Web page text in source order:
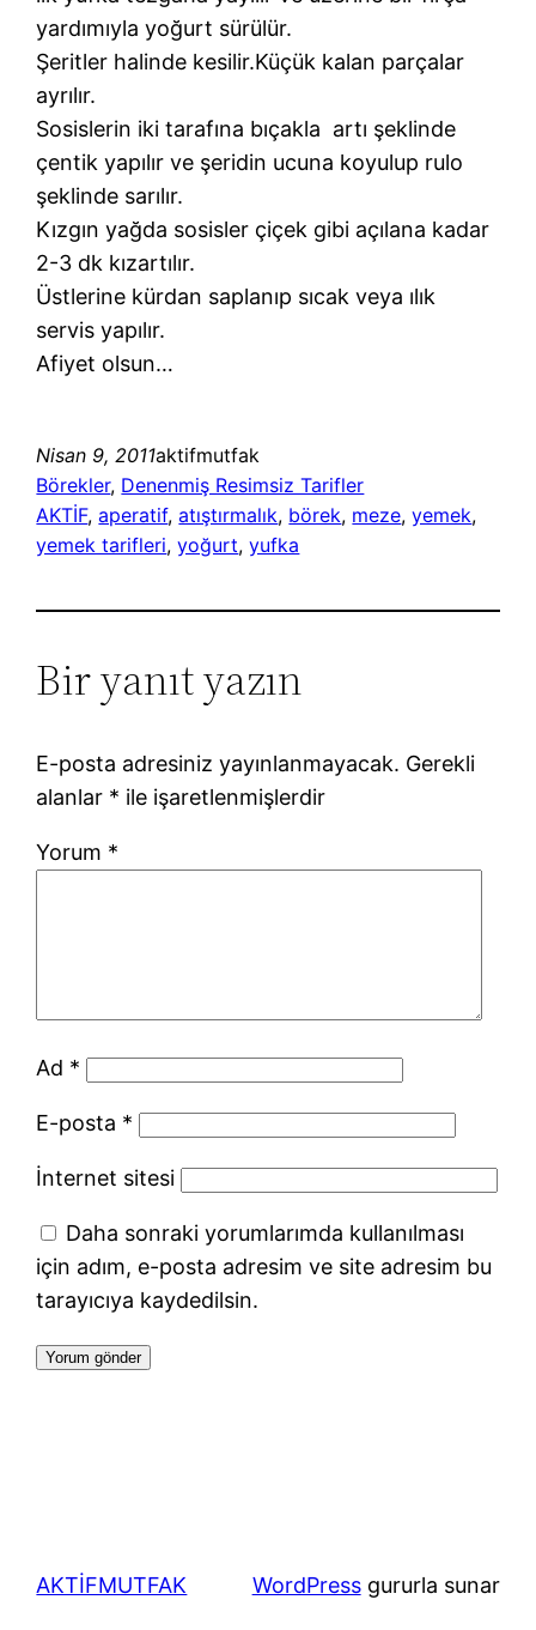
yardımıyla yoğurt sürülür.
Şeritler halinde kesilir.Küçük kalan parçalar
ayrılır.
Sosislerin iki tarafına bıçakla artı şeklinde
çentik yapılır ve şeridin ucuna koyulup rulo
şeklinde sarılır.
Kızgın yağda sosisler çiçek gibi açılana kadar
2-3 dk kızartılır.
Üstlerine kürdan saplanıp sıcak veya ılık
servis yapılır.
Afiyet olsun…
Nisan 9, 2011aktifmutfak
Börekler, Denenmiş Resimsiz Tarifler
AKTİF, aperatif, atıştırmalık, börek, meze, yemek
yemek tarifleri, yoğurt, yufka
Bir yanıt yazın
E-posta adresiniz yayınlanmayacak. Gerekli
alanlar * ile işaretlenmişlerdir
Yorum *
Ad *
E-posta *
İnternet sitesi
Daha sonraki yorumlarımda kullanılması
için adım, e-posta adresim ve site adresim bu
tarayıcıya kaydedilsin.
AKTİFMUTFAK WordPressgururla sunar